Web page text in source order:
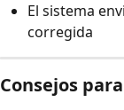
El sistema
corregida
Consejos